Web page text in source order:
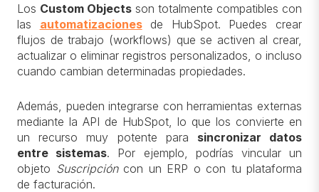
Los Custom Objects son totalmente compatibles con
las automatizacionesde HubSpot. Puedes crear
flujos de trabajo (workflows) que se activen al crear,
actualizar o eliminar registros personalizados, o incluso
cuando cambian determinadas propiedades.
Además, pueden integrarse con herramientas externas
mediante la API de HubSpot, lo que los convierte en
un recurso muy potente para sincronizar datos
entre sistemas. Por ejemplo, podrías vincular un
objeto Suscripcióncon un ERP o con tu plataforma
de facturación.